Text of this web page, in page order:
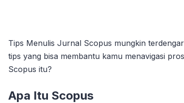
Tips Menulis Jurnal Scopus mungkin
tips yang bisa membantu kamu menavigasi
Scopus itu?
Apa Itu Scopus